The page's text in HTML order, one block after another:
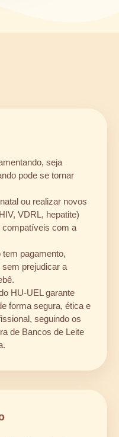
seja
pode se tornar
ou realizar novos
VDRL, hepatite)
compatíveis com a
tem pagamento,
prejudicar a
HU-UEL garante
forma segura, ética e
seguindo os
de Bancos de Leite